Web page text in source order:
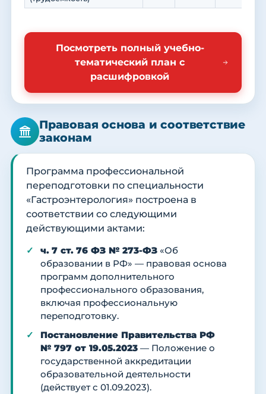
Посмотреть полный учебно-
тематический план с
расшифровкой
Правовая основа и соответствие
законам
Программа профессиональной
переподготовки по специальности
«Гастроэнтерология» построена в
соответствии со следующими
действующими актами:
ч. 7 ст. 76 ФЗ № 273-ФЗ «Об
образовании в РФ» — правовая основа
программ дополнительного
профессионального образования,
включая профессиональную
переподготовку.
Постановление Правительства РФ
№ 797 от 19.05.2023 — Положение о
государственной аккредитации
образовательной деятельности
(действует с 01.09.2023).